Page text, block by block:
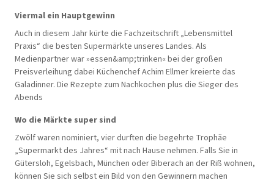
Viermal ein Hauptgewinn
Auch in diesem Jahr kürte die Fachzeitschrift „Lebensmittel
Praxis“ die besten Supermärkte unseres Landes. Als
Medienpartner war »essen&amp;trinken« bei der großen
Preisverleihung dabei Küchenchef Achim Ellmer kreierte das
Galadinner. Die Rezepte zum Nachkochen plus die Sieger des
Abends
Wo die Märkte super sind
Zwölf waren nominiert, vier durften die begehrte Trophäe
„Supermarkt des Jahres“ mit nach Hause nehmen. Falls Sie in
Gütersloh, Egelsbach, München oder Biberach an der Riß wohnen,
können Sie sich selbst ein Bild von den Gewinnern machen